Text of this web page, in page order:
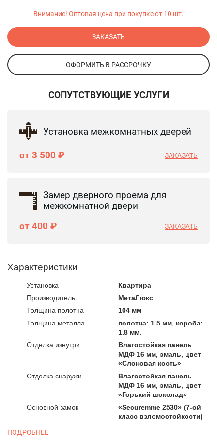
Внимание! Оптовая цена при покупке от 10 шт.
ЗАКАЗАТЬ
ОФОРМИТЬ В РАССРОЧКУ
СОПУТСТВУЮЩИЕ УСЛУГИ
Установка межкомнатных дверей
от 3 500 ₽ ЗАКАЗАТЬ
Замер дверного проема для
межкомнатной двери
от 400 ₽
ЗАКАЗАТЬ
Характеристики
Установка
Квартира
Производитель
МетаЛюкс
Толщина полотна
104 мм
Толщина металла
полотна: 1.5 мм, короба:
1.8 мм.
Отделка изнутри
Влагостойкая панель
МДФ 16 мм, эмаль, цвет
«Слоновая кость»
Отделка снаружи
Влагостойкая панель
МДФ 16 мм, эмаль, цвет
«Горький шоколад»
Основной замок
«Securemme 2530» (7-ой
класс взломостойкости)
ПОДРОБНЕЕ